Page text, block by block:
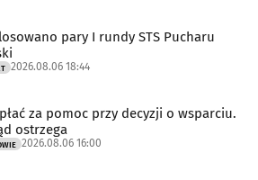
pary I rundy STS Pucharu
2026.08.06 18:44
za pomoc przy decyzji o wsparciu.
ostrzega
2026.08.06 16:00